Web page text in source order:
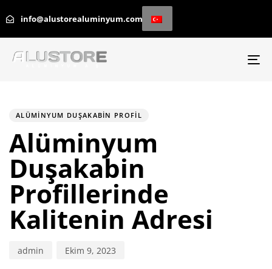
info@alustorealuminyum.com
ALÜMINYUM DUŞAKABIN PROFIL
Alüminyum
Duşakabin
Profillerinde
Kalitenin Adresi
admin Ekim 9, 2023